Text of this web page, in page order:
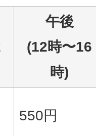
午後
(12時〜16
時)
550円